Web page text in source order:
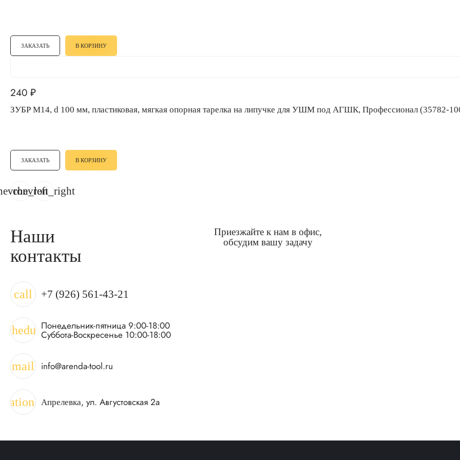
ЗАКАЗАТЬ В КОРЗИНУ
240 ₽
ЗУБР М14, d 100 мм, пластиковая, мягкая опорная тарелка на липучке для УШМ под АГШК, Профессионал (35782-
ЗАКАЗАТЬ В КОРЗИНУ
chevron_right
Наши
контакты
call +7 (926) 561-43-21
scheduleПонедельник-пятница 9:00-18:00
Суббота-Воскресенье 10:00-18:00
mail info@arenda-tool.ru
Апрелевка, ул. Августовская 2а
Приезжайте к нам в офис,
обсудим вашу задачу